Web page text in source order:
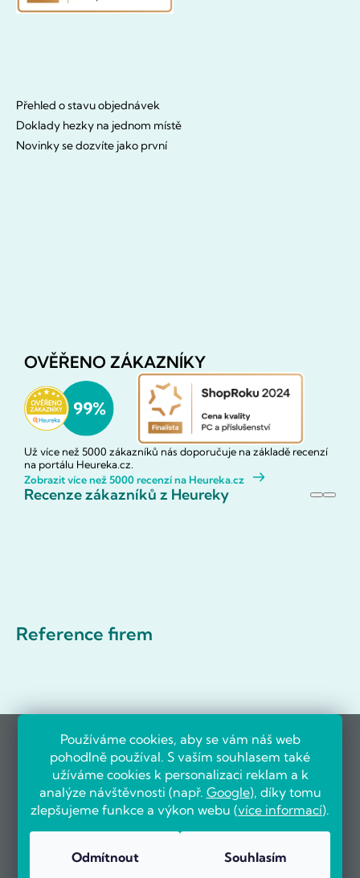
Používáme cookies, aby se vám náš web
pohodlně používal. S vaším souhlasem také
užíváme cookies k personalizaci reklam a k
analýze návštěvnosti (např. Google), díky tomu
zlepšujeme funkce a výkon webu (více informací).
Odmítnout Souhlasím
Přehled o stavu objednávek
Doklady hezky na jednom místě
Novinky se dozvíte jako první
OVĚŘENO ZÁKAZNÍKY
Už více než 5000 zákazníků nás doporučuje na základě recenzí
na portálu Heureka.cz.
Zobrazit více než 5000 recenzí na Heureka.cz
Recenze zákazníků z Heureky
Reference firem